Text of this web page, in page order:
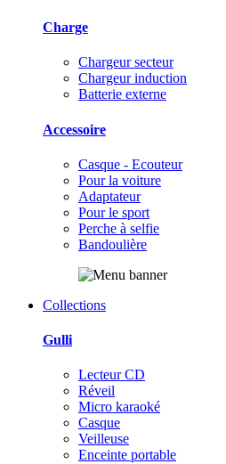
Charge
Chargeur secteur
Chargeur induction
Batterie externe
Accessoire
Casque - Ecouteur
Pour la voiture
Adaptateur
Pour le sport
Perche à selfie
Bandoulière
Collections
Gulli
Lecteur CD
Réveil
Micro karaoké
Casque
Veilleuse
Enceinte portable